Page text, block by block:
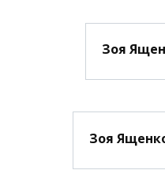
Зоя
Зоя